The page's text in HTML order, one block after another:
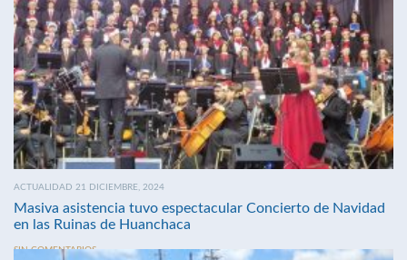
ACTUALIDAD 21 DICIEMBRE, 2024
Masiva asistencia tuvo espectacular Concierto de Navidad
en las Ruinas de Huanchaca
SIN COMENTARIOS